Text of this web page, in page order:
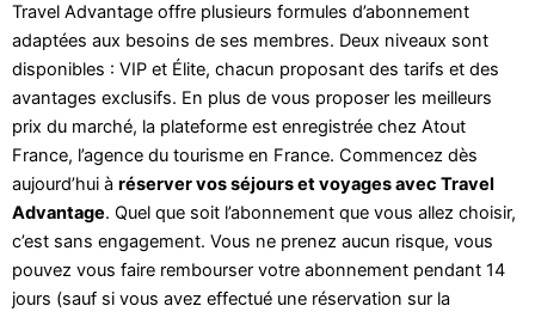
Travel Advantage offre plusieurs formules d’abonnement
adaptées aux besoins de ses membres. Deux niveaux sont
disponibles : VIP et Élite, chacun proposant des tarifs et des
avantages exclusifs. En plus de vous proposer les meilleurs
prix du marché, la plateforme est enregistrée chez Atout
France, l’agence du tourisme en France. Commencez dès
aujourd’hui à réserver vos séjours et voyages avec Travel
Advantage. Quel que soit l’abonnement que vous allez choisir,
c’est sans engagement. Vous ne prenez aucun risque, vous
pouvez vous faire rembourser votre abonnement pendant 14
jours (sauf si vous avez effectué une réservation sur la